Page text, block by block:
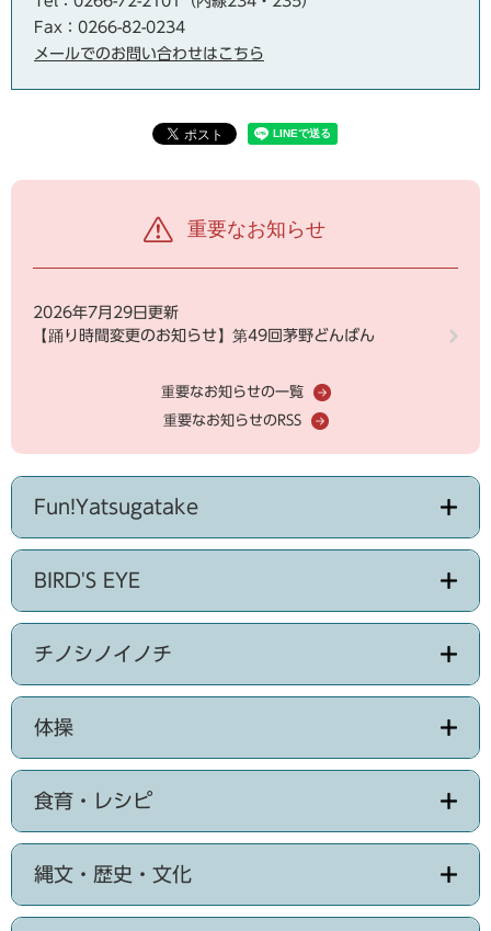
Fax：0266-82-0234
メールでのお問い合わせはこちら
重要なお知らせ
2026年7月29日更新
【踊り時間変更のお知らせ】第49回茅野どんばん
重要なお知らせの一覧
重要なお知らせのRSS
Fun!Yatsugatake
BIRD'S EYE
チノシノイノチ
体操
食育・レシピ
縄文・歴史・文化